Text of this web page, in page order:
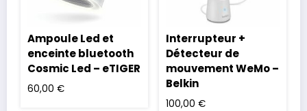
Ampoule Led et
enceinte bluetooth
Cosmic Led – eTIGER
60,00 €
Interrupteur +
Détecteur de
mouvement WeMo –
Belkin
100,00 €